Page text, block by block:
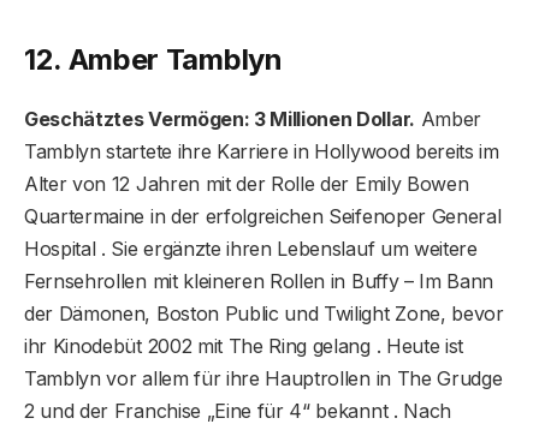
12. Amber Tamblyn
Geschätztes Vermögen: 3 Millionen Dollar. Amber
Tamblyn startete ihre Karriere in Hollywood bereits im
Alter von 12 Jahren mit der Rolle der Emily Bowen
Quartermaine in der erfolgreichen Seifenoper General
Hospital . Sie ergänzte ihren Lebenslauf um weitere
Fernsehrollen mit kleineren Rollen in Buffy – Im Bann
der Dämonen, Boston Public und Twilight Zone, bevor
ihr Kinodebüt 2002 mit The Ring gelang . Heute ist
Tamblyn vor allem für ihre Hauptrollen in The Grudge
2 und der Franchise „Eine für 4“ bekannt . Nach